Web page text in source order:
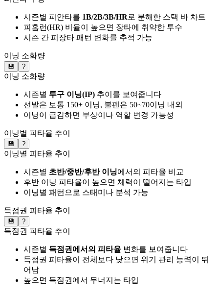
시즌별 피안타를 1B/2B/3B/HR로 분해한 스택 바 차트
피홈런(HR) 비율이 높으면 장타에 취약한 투수
시즌 간 피장타 패턴 변화를 추적 가능
이닝 소화량
💾 ?
이닝 소화량
시즌별 투구 이닝(IP) 추이를 보여줍니다
선발은 보통 150+ 이닝, 불펜은 50~70이닝 내외
이닝이 급감하면 부상이나 역할 변경 가능성
이닝별 피타율 추이
💾 ?
이닝별 피타율 추이
시즌별 초반/중반/후반 이닝에서의 피타율 비교
후반 이닝 피타율이 높으면 체력이 떨어지는 타입
이닝별 패턴으로 스태미나 분석 가능
득점권 피타율 추이
💾 ?
득점권 피타율 추이
시즌별 득점권에서의 피타율 변화를 보여줍니다
득점권 피타율이 전체보다 낮으면 위기 관리 능력이 뛰
어남
높으면 득점권에서 무너지는 타입